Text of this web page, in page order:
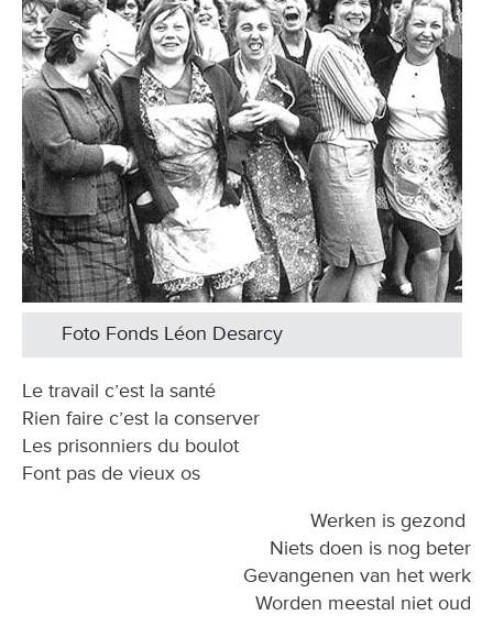
Foto Fonds Léon Desarcy
Le travail c’est la santé
Rien faire c’est la conserver
Les prisonniers du boulot
Font pas de vieux os
Werken is gezond
Niets doen is nog beter
Gevangenen van het werk
Worden meestal niet oud